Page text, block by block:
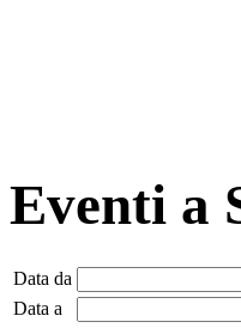
Eventi a
Data da
Data a